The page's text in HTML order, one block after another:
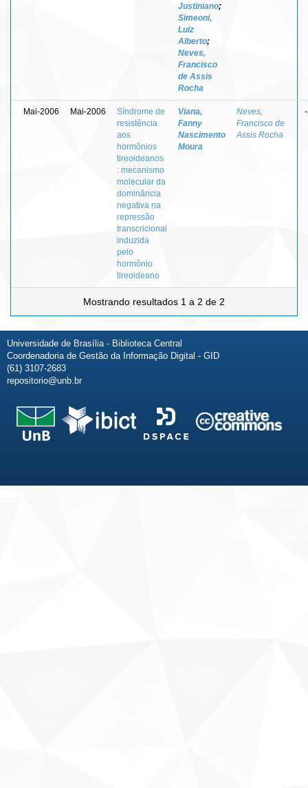
Justiniano;
Simeoni,
Luiz
Alberto;
Neves,
Francisco
de Assis
Rocha
Mai-2006 Mai-2006
Síndrome de
resistência
aos
hormônios
tireoideanos
: mecanismo
molecular da
dominância
negativa na
repressão
transcricional
induzida
pelo
hormônio
tireoideano
Viana,
Fanny
Nascimento
Moura
Neves,
Francisco de
Assis Rocha
-
Mostrando resultados 1 a 2 de 2
Universidade de Brasília - Biblioteca Central
Coordenadoria de Gestão da Informação Digital - GID
(61) 3107-2683
repositorio@unb.br